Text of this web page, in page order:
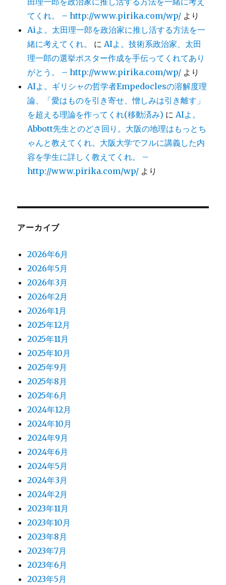
てくれ。 – http://www.pirika.com/wp/ より
Aiよ。太田理一郎を政治家に推し活する方法を一
緒に考えてくれ。
に AIよ。技術系政治家、太田
理一郎の選挙ポスター作成を手伝ってくれてあり
がとう。 – http://www.pirika.com/wp/ より
AIよ。ギリシャの哲学者Empedoclesの溶解度理
論、「愛はものを引き寄せ、憎しみは引き離す」
を超える理論を作ってくれ(移動済み) に AIよ。
Abbott先生とのどさ回り。大阪の地理はもっとち
ゃんと教えてくれ。大阪大学でフルに講義した内
容を学生に詳しく教えてくれ。 –
http://www.pirika.com/wp/ より
アーカイブ
2026年6月
2026年5月
2026年3月
2026年2月
2026年1月
2025年12月
2025年11月
2025年10月
2025年9月
2025年8月
2025年6月
2024年12月
2024年10月
2024年9月
2024年6月
2024年5月
2024年3月
2024年2月
2023年11月
2023年10月
2023年8月
2023年7月
2023年6月
2023年5月